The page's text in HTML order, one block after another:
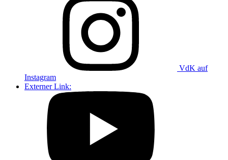
VdK auf
Instagram
Externer Link: